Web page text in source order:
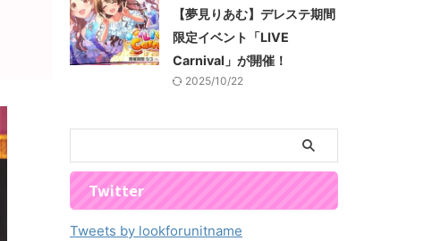
【夢見りあむ】デレステ期間
限定イベント「LIVE
Carnival」が開催！
2025/10/22
Twitter
Tweets by lookforunitname